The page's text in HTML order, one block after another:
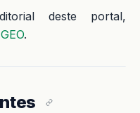
deste portal,
.